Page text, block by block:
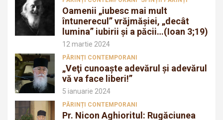
Oamenii „iubesc mai mult
întunerecul” vrăjmăşiei, „decât
lumina” iubirii şi a păcii…(Ioan 3;19)
12 martie 2024
PĂRINȚI CONTEMPORANI
„Veţi cunoaşte adevărul şi adevărul
vă va face liberi!”
5 ianuarie 2024
PĂRINȚI CONTEMPORANI
Pr. Nicon Aghioritul: Rugăciunea